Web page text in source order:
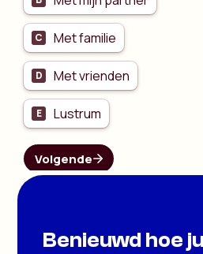
Benieuwd hoe